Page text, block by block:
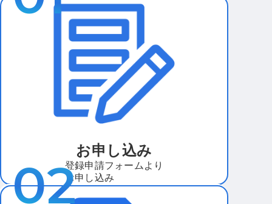
お申し込み
登録申請フォームより
お申し込み